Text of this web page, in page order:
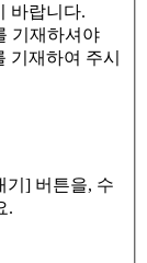
바랍니다.
기재하셔야
기재하여 주시
기] 버튼을, 수
.